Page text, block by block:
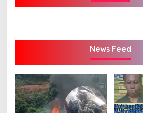
News Feed